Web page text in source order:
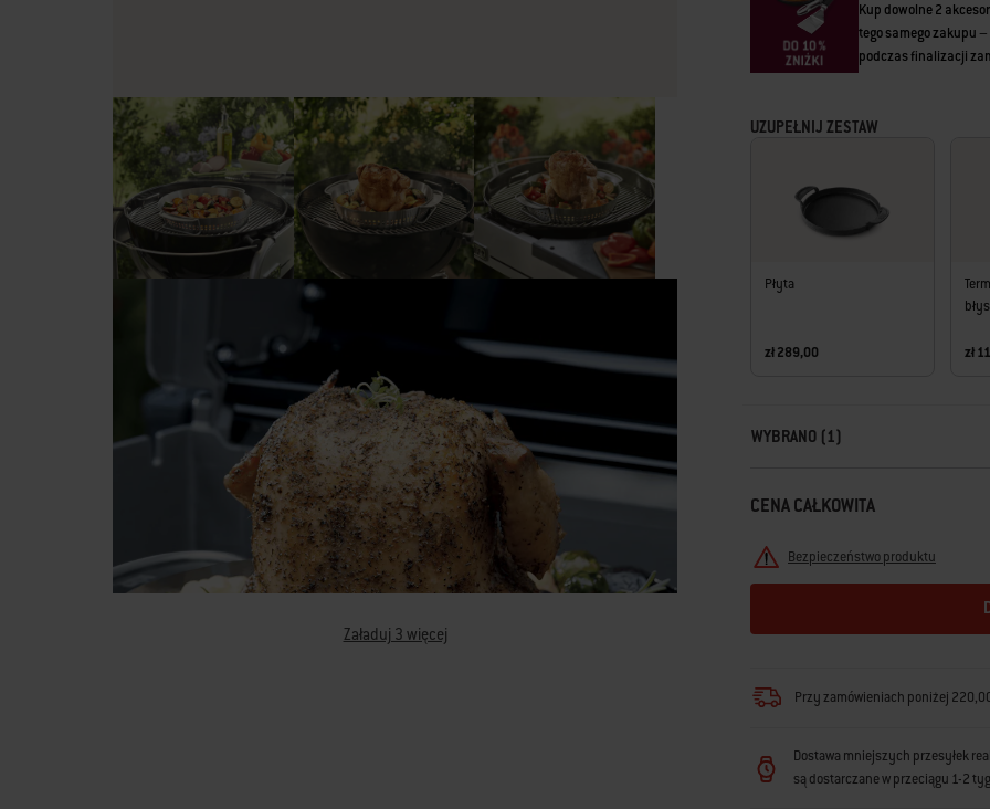
Załaduj 3 więcej
Kup dowolne 2
tego samego zakupu
podczas finalizacji
UZUPEŁNIJ ZESTAW
Płyta
zł 289,00 zł
WYBRANO (1)
CENA CAŁKOWITA
Bezpieczeństwo produktu
Przy zamówieniach poniżej
Dostawa mniejszych przesyłek
są dostarczane w przeciągu 1-2